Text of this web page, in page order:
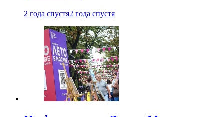
2 года спустя2 года спустя